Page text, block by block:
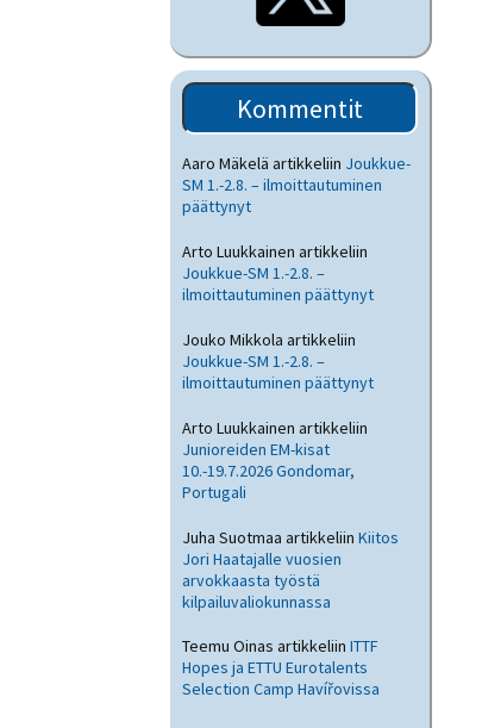
Kommentit
Aaro Mäkelä artikkeliin Joukkue-
SM 1.-2.8. – ilmoittautuminen
päättynyt
Arto Luukkainen artikkeliin
Joukkue-SM 1.-2.8. –
ilmoittautuminen päättynyt
Jouko Mikkola artikkeliin
Joukkue-SM 1.-2.8. –
ilmoittautuminen päättynyt
Arto Luukkainen artikkeliin
Junioreiden EM-kisat
10.-19.7.2026 Gondomar,
Portugali
Juha Suotmaa artikkeliin Kiitos
Jori Haatajalle vuosien
arvokkaasta työstä
kilpailuvaliokunnassa
Teemu Oinas artikkeliin ITTF
Hopes ja ETTU Eurotalents
Selection Camp Havířovissa